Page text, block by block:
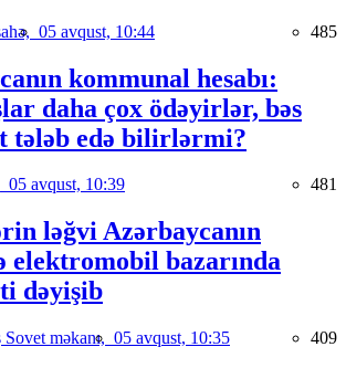
05 avqust, 10:44 485
kommunal hesabı:
daha çox ödəyirlər, bəs
tələb edə bilirlərmi?
05 avqust, 10:39 481
ləğvi Azərbaycanın
elektromobil bazarında
dəyişib
məkanı, 05 avqust, 10:35 409